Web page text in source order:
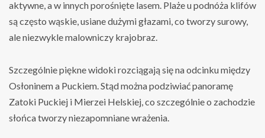
aktywne, a w innych porośnięte lasem. Plaże u podnóża klifów
są często wąskie, usiane dużymi głazami, co tworzy surowy,
ale niezwykle malowniczy krajobraz.
Szczególnie piękne widoki rozciągają się na odcinku między
Osłoninem a Puckiem. Stąd można podziwiać panoramę
Zatoki Puckiej i Mierzei Helskiej, co szczególnie o zachodzie
słońca tworzy niezapomniane wrażenia.